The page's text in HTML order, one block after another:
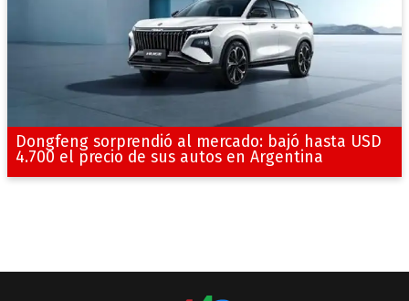
Dongfeng sorprendió al mercado: bajó hasta USD
4.700 el precio de sus autos en Argentina